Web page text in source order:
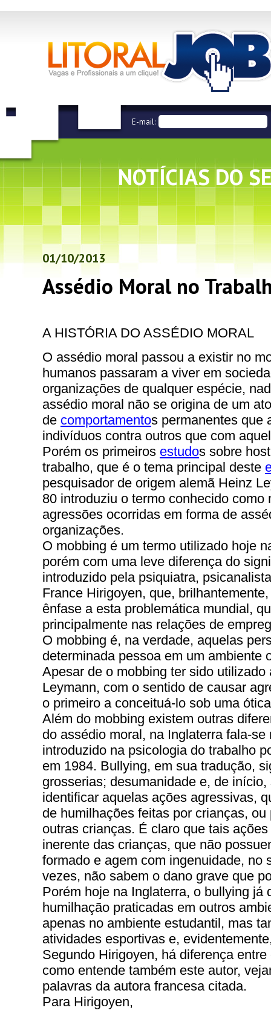
E-mail:
NOTÍCIAS DO
01/10/2013
Assédio Moral no
A HISTÓRIA DO ASSÉDIO MORAL
O assédio moral passou a existir no
humanos passaram a viver em
organizações de qualquer espécie,
assédio moral não se origina de um
de comportamentos permanentes que
indivíduos contra outros que com
Porém os primeiros estudos sobre
trabalho, que é o tema principal deste
pesquisador de origem alemã Heinz
80 introduziu o termo conhecido como
agressões ocorridas em forma de
organizações.
O mobbing é um termo utilizado hoje
porém com uma leve diferença do
introduzido pela psiquiatra,
France Hirigoyen, que,
ênfase a esta problemática mundial,
principalmente nas relações de
O mobbing é, na verdade, aquelas
determinada pessoa em um ambiente
Apesar de o mobbing ter sido
Leymann, com o sentido de causar
o primeiro a conceituá-lo sob uma
Além do mobbing existem outras
do assédio moral, na Inglaterra fala-
introduzido na psicologia do trabalho
em 1984. Bullying, em sua tradução,
grosserias; desumanidade e, de
identificar aquelas ações agressivas,
de humilhações feitas por crianças,
outras crianças. É claro que tais
inerente das crianças, que não
formado e agem com ingenuidade, no
vezes, não sabem o dano grave que
Porém hoje na Inglaterra, o bullying já
humilhação praticadas em outros
apenas no ambiente estudantil, mas
atividades esportivas e,
Segundo Hirigoyen, há diferença
como entende também este autor,
palavras da autora francesa citada.
Para Hirigoyen,